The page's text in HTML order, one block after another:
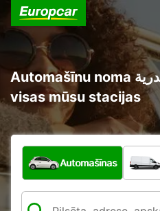
Automašīnu noma الإسكندرية : Atklājiet
visas mūsu stacijas
Kāda veida
Automašīnas